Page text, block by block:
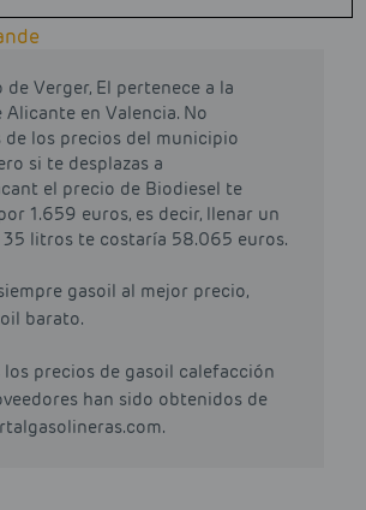
de Verger, El pertenece a la
Alicante en Valencia. No
de los precios del municipio
si te desplazas a
el precio de Biodiesel te
1.659 euros, es decir, llenar un
litros te costaría 58.065 euros.
gasoil al mejor precio,
barato.
los precios de gasoil calefacción
han sido obtenidos de